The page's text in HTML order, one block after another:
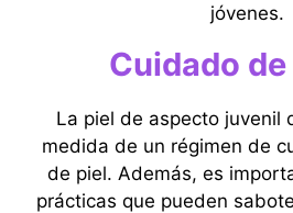
jóvenes.
Cuidado
La piel de aspecto juvenil
medida de un régimen de
de piel. Además, es
prácticas que pueden